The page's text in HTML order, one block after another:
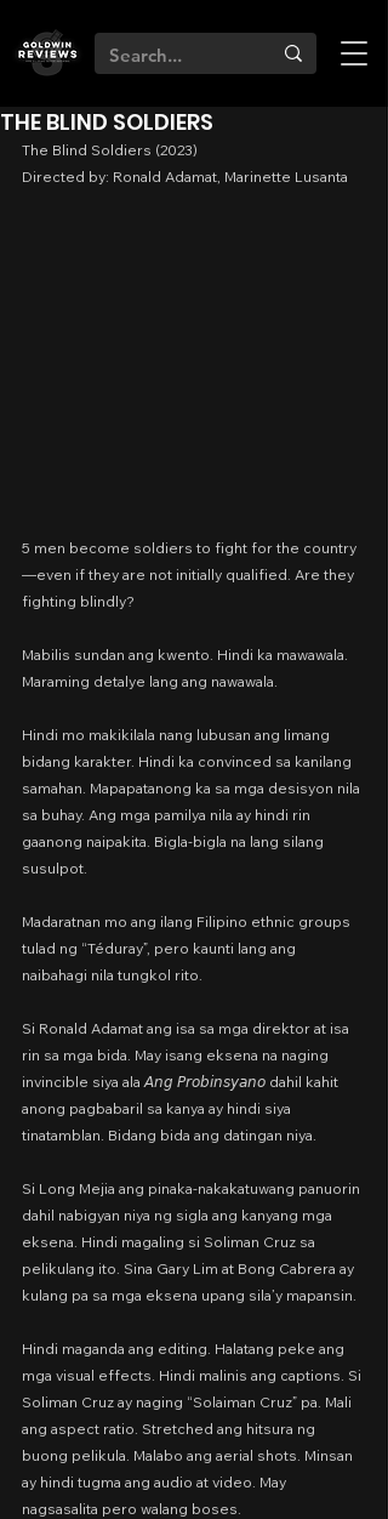
THE BLIND SOLDIERS
The Blind Soldiers (2023)
Directed by: Ronald Adamat, Marinette Lusanta
5 men become soldiers to fight for the country
—even if they are not initially qualified. Are they
fighting blindly?
Mabilis sundan ang kwento. Hindi ka mawawala.
Maraming detalye lang ang nawawala.
Hindi mo makikilala nang lubusan ang limang
bidang karakter. Hindi ka convinced sa kanilang
samahan. Mapapatanong ka sa mga desisyon nila
sa buhay. Ang mga pamilya nila ay hindi rin
gaanong naipakita. Bigla-bigla na lang silang
susulpot.
Madaratnan mo ang ilang Filipino ethnic groups
tulad ng “Téduray”, pero kaunti lang ang
naibahagi nila tungkol rito.
Si Ronald Adamat ang isa sa mga direktor at isa
rin sa mga bida. May isang eksena na naging
invincible siya ala 𝘈𝘯𝘨 𝘗𝘳𝘰𝘣𝘪𝘯𝘴𝘺𝘢𝘯𝘰 dahil kahit
anong pagbabaril sa kanya ay hindi siya
tinatamblan. Bidang bida ang datingan niya.
Si Long Mejia ang pinaka-nakakatuwang panuorin
dahil nabigyan niya ng sigla ang kanyang mga
eksena. Hindi magaling si Soliman Cruz sa
pelikulang ito. Sina Gary Lim at Bong Cabrera ay
kulang pa sa mga eksena upang sila’y mapansin.
Hindi maganda ang editing. Halatang peke ang
mga visual effects. Hindi malinis ang captions. Si
Soliman Cruz ay naging “Solaiman Cruz” pa. Mali
ang aspect ratio. Stretched ang hitsura ng
buong pelikula. Malabo ang aerial shots. Minsan
ay hindi tugma ang audio at video. May
nagsasalita pero walang boses.